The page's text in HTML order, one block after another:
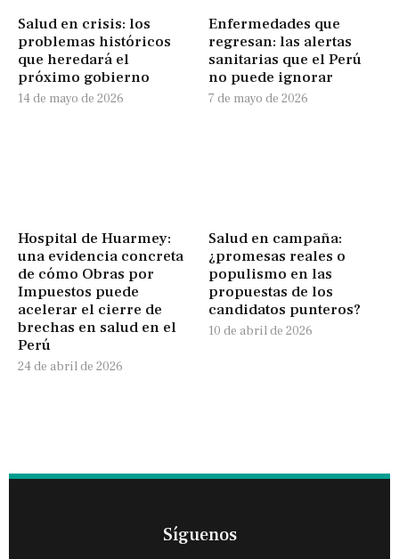
Salud en crisis: los
problemas históricos
que heredará el
próximo gobierno
14 de mayo de 2026
Enfermedades que
regresan: las alertas
sanitarias que el Perú
no puede ignorar
7 de mayo de 2026
Hospital de Huarmey:
una evidencia concreta
de cómo Obras por
Impuestos puede
acelerar el cierre de
brechas en salud en el
Perú
24 de abril de 2026
Salud en campaña:
¿promesas reales o
populismo en las
propuestas de los
candidatos punteros?
10 de abril de 2026
Síguenos